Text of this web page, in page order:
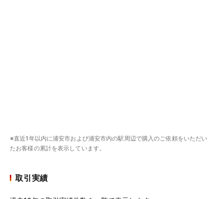
※直近1年以内に浦安市および浦安市内の駅周辺で購入のご依頼をいただい
たお客様の累計を表示しています。
取引実績